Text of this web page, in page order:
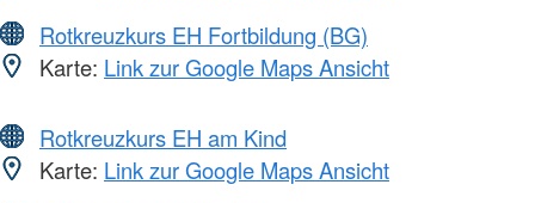
Rotkreuzkurs EH Fortbildung (BG)
Karte: Link zur Google Maps Ansicht
Rotkreuzkurs EH am Kind
Karte: Link zur Google Maps Ansicht